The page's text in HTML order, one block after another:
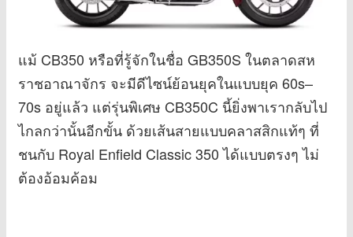
แม้ CB350 หรือที่รู้จักในชื่อ GB350S ในตลาดสห
ราชอาณาจักร จะมีดีไซน์ย้อนยุคในแบบยุค 60s–
70s อยู่แล้ว แต่รุ่นพิเศษ CB350C นี้ยิ่งพาเรากลับไป
ไกลกว่านั้นอีกขั้น ด้วยเส้นสายแบบคลาสสิกแท้ๆ ที่
ชนกับ Royal Enfield Classic 350 ได้แบบตรงๆ ไม่
ต้องอ้อมค้อม